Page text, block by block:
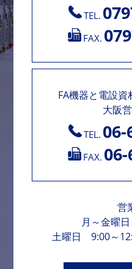
TEL.
FAX.
FA機器と電設
大阪
TEL. 06-
FAX.
営
月～金曜
土曜日 9:00～